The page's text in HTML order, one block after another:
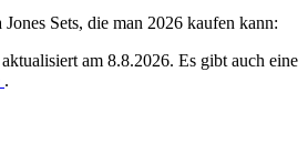
Sets, die man 2026 kaufen kann:
am 8.8.2026. Es gibt auch eine
.